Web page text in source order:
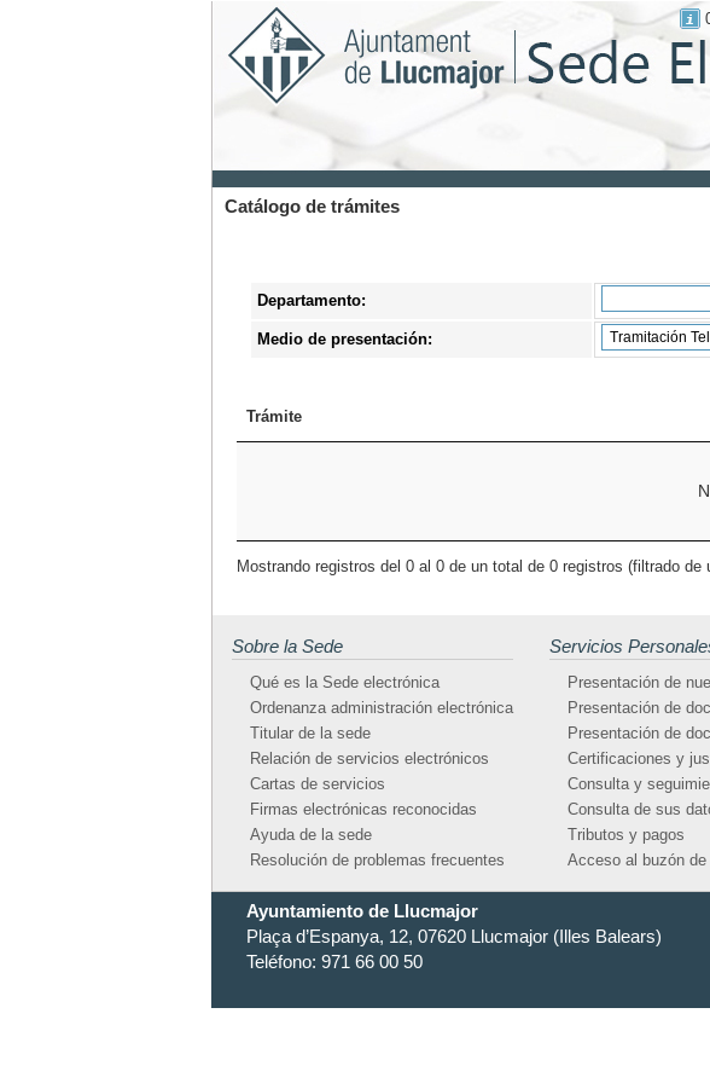
Catálogo de trámites
Departamento:
Medio de presentación:
Trámite
Mostrando registros del 0 al 0 de un total de 0 registros (filtrado de
Sobre la Sede
Qué es la Sede electrónica
Ordenanza administración electrónica
Titular de la sede
Relación de servicios electrónicos
Cartas de servicios
Firmas electrónicas reconocidas
Ayuda de la sede
Resolución de problemas frecuentes
Servicios
Presentación de
Presentación de
Presentación de
Certificaciones y
Consulta y
Consulta de sus
Tributos y pagos
Acceso al buzón
Ayuntamiento de Llucmajor
Plaça d’Espanya, 12, 07620 Llucmajor (Illes Balears)
Teléfono: 971 66 00 50